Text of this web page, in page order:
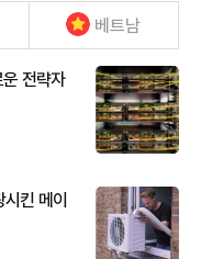
베트남
전략자
킨 메이